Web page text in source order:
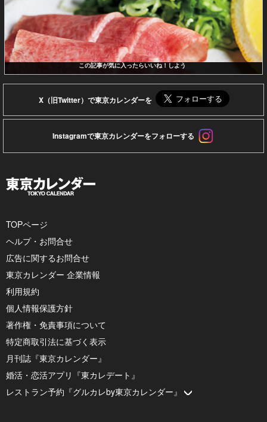
この記事が気に入ったらいいね！しよう
X（旧Twitter）で東京カレンダーを
Instagramで東京カレンダーをフォローする
TOPページ
ヘルプ・お問合せ
広告に関するお問合せ
東京カレンダー 企業情報
利用規約
個人情報保護方針
著作権・免責事項について
特定商取引法に基づく表示
月刊誌『東京カレンダー』
婚活・恋活アプリ『東カレデート』
レストラン予約『グルカレby東京カレンダー』